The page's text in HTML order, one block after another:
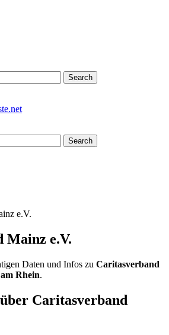
Search
Search
e.V.
Mainz e.V.
Daten und Infos zu Caritasverband
Rhein.
Caritasverband